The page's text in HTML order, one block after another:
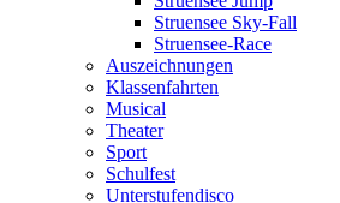
Struensee Sky-Fall
Struensee-Race
Auszeichnungen
Klassenfahrten
Musical
Theater
Sport
Schulfest
Unterstufendisco